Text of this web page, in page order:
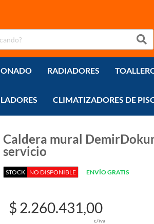
RADIADORES
CLIMATIZADORES DE
Caldera mural
servicio
STOCK NO DISPONIBLE ENVÍO GRATIS
$ 2.260.431,00
c/iva